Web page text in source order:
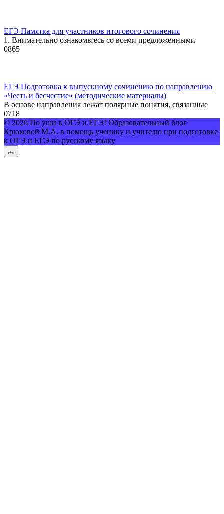
ЕГЭ Памятка для участников итогового сочинения
1. Внимательно ознакомьтесь со всеми предложенными
0865
ЕГЭ Подготовка к выпускному сочинению по направлению
«Честь и бесчестие» (методические материалы)
В основе направления лежат полярные понятия, связанные
0718
© 2026 По уши в ОГЭ и ЕГЭ! Образовательный блог
Крюковой М.А. в помощь ученику и учителю при подготовке
к ОГЭ и ЕГЭ по русскому языку